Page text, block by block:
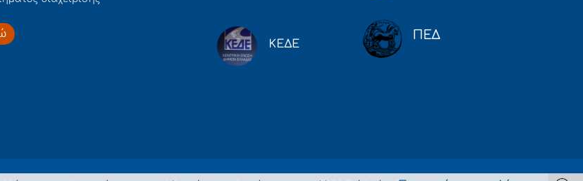
ΚΕΔΕ
ΠΕΔ